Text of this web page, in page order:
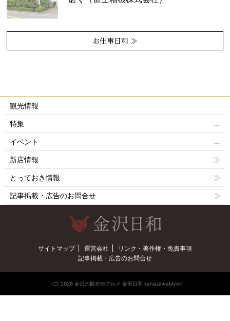
お仕事日和 ≫
観光情報
特集
イベント
新店情報
とっておき情報
記事掲載・広告のお問合せ
サイトマップ 運営会社
リンク・著作権・免責事項
記事掲載・広告のお問合せ
（C) 2026 金沢の観光やグルメ 金沢日和 kanazawabiyori